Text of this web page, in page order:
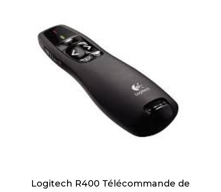
Logitech R400 Télécommande de